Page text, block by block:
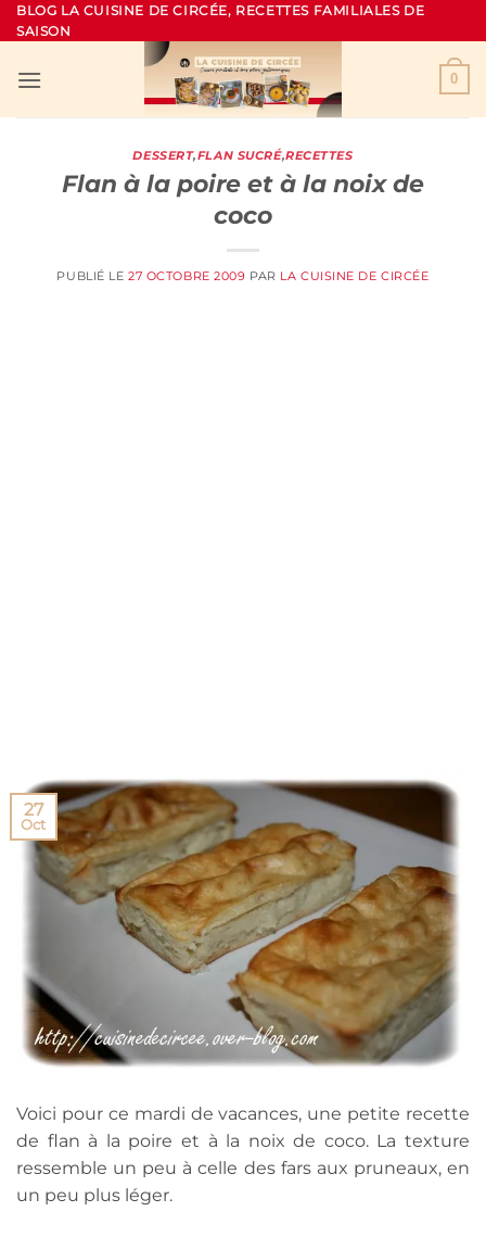
Passer
au
BLOG LA CUISINE DE CIRCÉE, RECETTES FAMILIALES DE
SAISON
0
DESSERT,FLAN SUCRÉ,RECETTES
Flan à la poire et à la noix de
coco
PUBLIÉ LE27 OCTOBRE 2009 PAR LA CUISINE DE CIRCÉE
27
Oct
Voici pour ce mardi de vacances, une petite recette
de flan à la poire et à la noix de coco. La texture
ressemble un peu à celle des fars aux pruneaux, en
un peu plus léger.